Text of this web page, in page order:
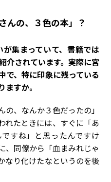
んの、３色の本」？
が集まっていて、書籍では
介されています。実際に宮
で、特に印象に残っている
すか。
、なんか３色だったの」
れたときには、すぐに「あ
すね」と思ったんですけ
、同僚から「血まみれじゃ
なり化けたなというのを後